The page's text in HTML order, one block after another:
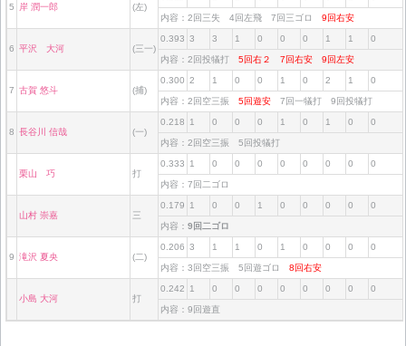
5 岸 潤一郎 (左)
内容：2回三失 4回左飛 7回三ゴロ 9回右安
6 平沢 大河 (三一)
0.393 3 3 1 0 0 0 1 1 0
内容：2回投犠打 5回右２ 7回右安 9回左安
7 古賀 悠斗 (捕)
0.300 2 1 0 0 1 0 2 1 0
内容：2回空三振 5回遊安 7回一犠打 9回投犠打
8 長谷川 信哉 (一)
0.218 1 0 0 0 1 0 1 0 0
内容：2回空三振 5回投犠打
栗山 巧 打
0.333 1 0 0 0 0 0 0 0 0
内容：7回二ゴロ
山村 崇嘉 三
0.179 1 0 0 1 0 0 0 0 0
内容： 9回二ゴロ
9 滝沢 夏央 (二)
0.206 3 1 1 0 1 0 0 0 0
内容：3回空三振 5回遊ゴロ 8回右安
小島 大河 打
0.242 1 0 0 0 0 0 0 0 0
内容：9回遊直